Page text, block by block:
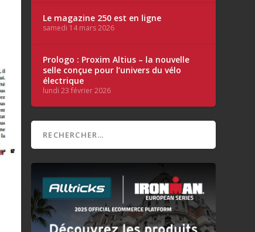
Le magazine 250 est en ligne
samedi 14 mars 2026
Prologo : Proxim Altius – la nouvelle
selle conçue pour l’univers du vélo
électrique
lundi 23 février 2026